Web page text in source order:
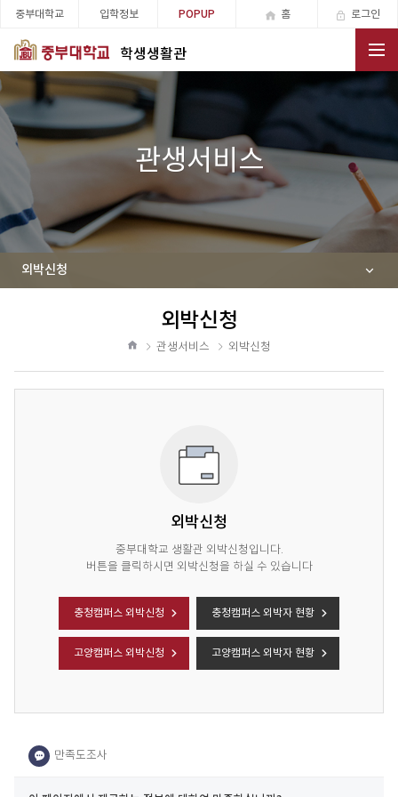
학생생활관
전체메뉴
중부대학교 입학정보 POPUP 홈 로그인
관생서비스
외박신청
외박신청
관생서비스 외박신청
기
외박신청
중부대학교 생활관 외박신청입니다.
버튼을 클릭하시면 외박신청을 하실 수 있습니다
충청캠퍼스 외박신청 충청캠퍼스 외박자 현황
고양캠퍼스 외박신청 고양캠퍼스 외박자 현황